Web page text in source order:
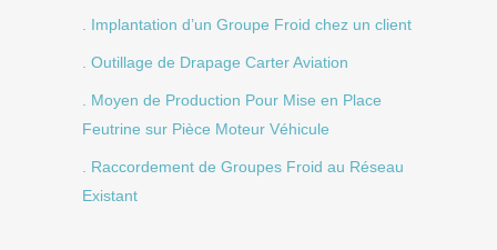
. Implantation d’un Groupe Froid chez un client
. Outillage de Drapage Carter Aviation
. Moyen de Production Pour Mise en Place
Feutrine sur Pièce Moteur Véhicule
. Raccordement de Groupes Froid au Réseau
Existant